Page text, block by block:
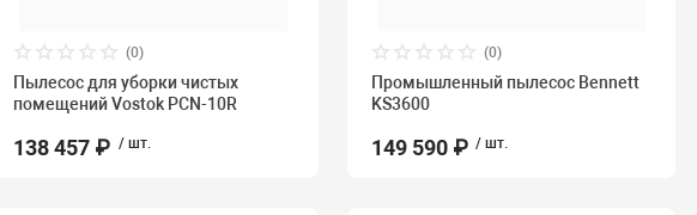
(0)
Пылесос для уборки чистых
помещений Vostok PCN-10R
138 457 ₽ / шт.
(0)
Промышленный пылесос Bennett
KS3600
149 590 ₽ / шт.